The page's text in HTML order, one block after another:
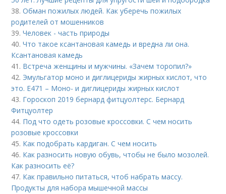
38.Обман пожилых людей. Как уберечь пожилых
родителей от мошенников
39.Человек - часть природы
40.Что такое ксантановая камедь и вредна ли она.
Ксантановая камедь
41. Встреча женщины и мужчины. «Зачем торопил?»
42. Эмульгатор моно и диглицериды жирных кислот, что
это. Е471 – Моно- и диглицериды жирных кислот
43. Гороскоп 2019 бернард фитцуолтерс. Бернард
Фитцуолтер
44. Под что одеть розовые кроссовки. С чем носить
розовые кроссовки
45. Как подобрать кардиган. С чем носить
46. Как разносить новую обувь, чтобы не было мозолей.
Как разносить её?
47. Как правильно питаться, чтоб набрать массу.
Продукты для набора мышечной массы